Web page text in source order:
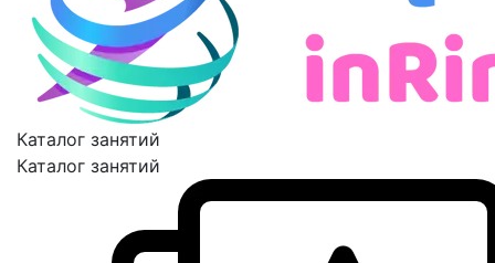
Каталог занятий
Каталог занятий